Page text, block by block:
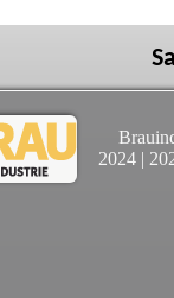
2024 |